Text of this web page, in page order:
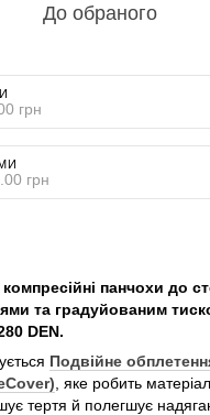
До обраного
грн
грн
панчохи до
та градуйованим
DEN.
Подвійне
, яке робить
тертя й полегшує